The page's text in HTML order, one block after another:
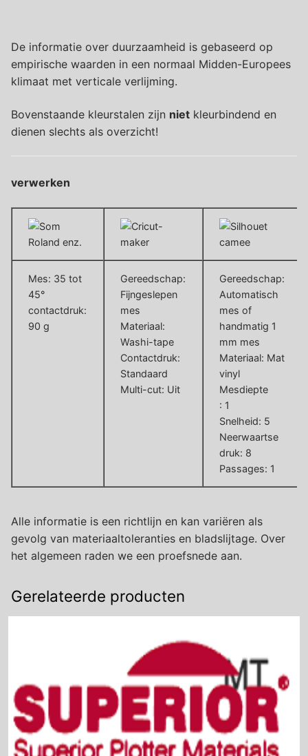
De informatie over duurzaamheid is gebaseerd op
empirische waarden in een normaal Midden-Europees
klimaat met verticale verlijming.
Bovenstaande kleurstalen zijn niet kleurbindend en
dienen slechts als overzicht!
verwerken
Mes: 35 tot
45°
contactdruk:
90 g
Gereedschap:
Fijngeslepen
mes
Materiaal:
Washi-tape
Contactdruk:
Standaard
Multi-cut: Uit
Gereedschap:
Automatisch
mes of
handmatig 1
mm mes
Materiaal: Mat
vinyl
Mesdiepte
: 1
Snelheid: 5
Neerwaartse
druk: 8
Passages: 1
Alle informatie is een richtlijn en kan variëren als
gevolg van materiaaltoleranties en bladslijtage. Over
het algemeen raden we een proefsnede aan.
Gerelateerde producten